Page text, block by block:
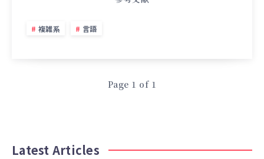
複雑系 言語
Page 1 of 1
Latest Articles